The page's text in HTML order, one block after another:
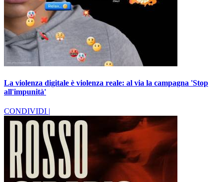
La violenza digitale è violenza reale: al via la campagna 'Stop
all'impunità'
CONDIVIDI |